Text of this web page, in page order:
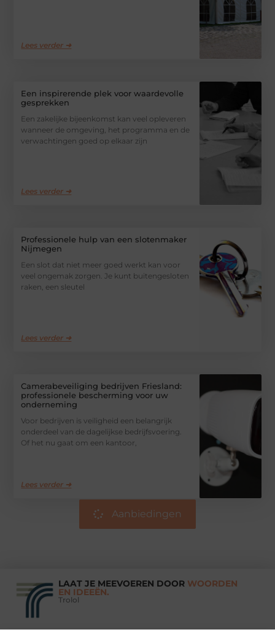
Lees verder ➜
Een inspirerende plek voor waardevolle
gesprekken
Een zakelijke bijeenkomst kan veel opleveren
wanneer de omgeving, het programma en de
verwachtingen goed op elkaar zijn
Lees verder ➜
Professionele hulp van een slotenmaker
Nijmegen
Een slot dat niet meer goed werkt kan voor
veel ongemak zorgen. Je kunt buitengesloten
raken, een sleutel
Lees verder ➜
Camerabeveiliging bedrijven Friesland:
professionele bescherming voor uw
onderneming
Voor bedrijven is veiligheid een belangrijk
onderdeel van de dagelijkse bedrijfsvoering.
Of het nu gaat om een kantoor,
Lees verder ➜
Aanbiedingen
LAAT JE MEEVOEREN DOOR WOORDEN
EN IDEEËN.
Trolol